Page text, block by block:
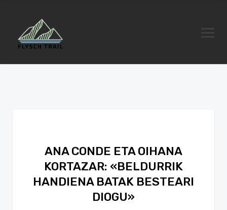
ANA CONDE ETA OIHANA
KORTAZAR: «BELDURRIK
HANDIENA BATAK BESTEARI
DIOGU»